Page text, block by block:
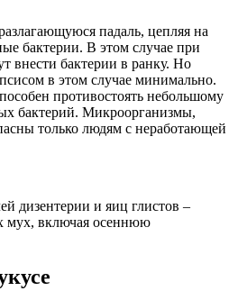
падаль, цепляя на
бактерии. В этом случае при
внести бактерии в ранку. Но
в этом случае минимально.
противостоять небольшому
бактерий. Микроорганизмы,
только людям с неработающей
дизентерии и яиц глистов –
мух, включая осеннюю